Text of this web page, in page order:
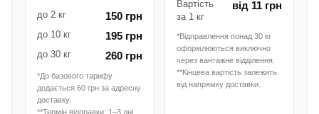
до 2 кг 150 грн
до 10 кг 195 грн
до 30 кг 260 грн
*До базового тарифу
додається 60 грн за адресну
доставку.
**Термін відправки: 1–3 дні.
Вартість
за 1 кг
від 11 грн
*Відправлення понад 30 кг
оформлюються виключно
через вантажне відділення.
**Кінцева вартість залежить
від напрямку доставки.